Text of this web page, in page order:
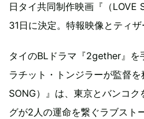
日タイ共同制作映画『（LOVE
31日に決定。特報映像とティザ
タイのBLドラマ『2gether』を
ラチット・トンジラーが監督を
SONG）』は、東京とバンコ
グが2人の運命を繋ぐラブスト